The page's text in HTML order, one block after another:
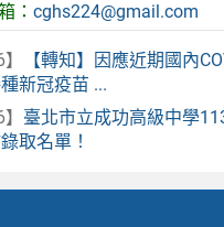
：cghs224@gmail.com
【轉知】因應近期國內
新冠疫苗 ...
臺北市立成功高級中學
取名單！